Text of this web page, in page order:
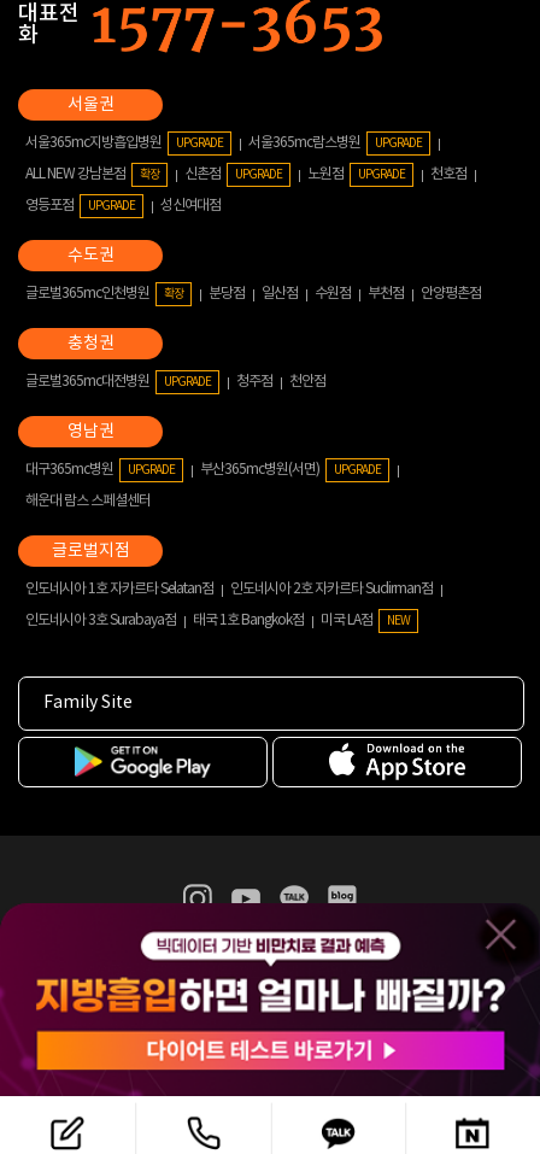
대표전
화
서울365mc지방흡입병원 UPGRADE 서울365mc람스병원 UPGRADE
ALL NEW 강남본점 확장 신촌점 UPGRADE 노원점 UPGRADE
천호점
영등포점
UPGRADE 성신여대점
글로벌365mc인천병원 확장 분당점 일산점 수원점 부천점 안양평촌점
글로벌365mc대전병원 UPGRADE 청주점 천안점
대구365mc병원 UPGRADE 부산365mc병원(서면) UPGRADE
해운대 람스 스페셜센터
인도네시아 1호 자카르타 Selatan점
인도네시아 2호 자카르타 Sudirman점
인도네시아 3호 Surabaya점
태국 1호 Bangkok점 미국 LA점 NEW
Family Site
365mc 병·의원 이용약관
홈페이지 이용약관
비급여진료수가
(주)365mcㅣ서울특별시 서초구 서초대로52길 7, 3~4층(서초동, 제일빌딩)
120-87-04354ㅣ김남철
COPYRIGHT(C) 2025 365mc. ALL RIGHTS RESERVED.